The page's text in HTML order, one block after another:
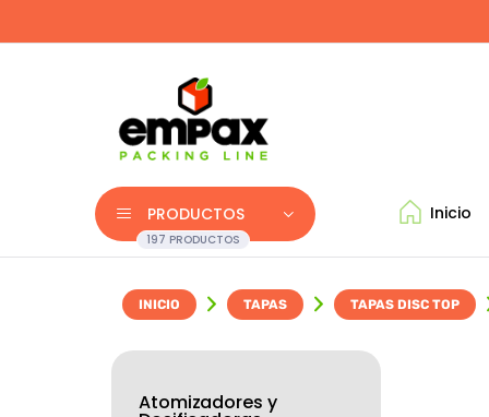
PRODUCTOS
197 PRODUCTOS
Inicio
INICIO TAPAS TAPAS DISC TOP
Atomizadores y